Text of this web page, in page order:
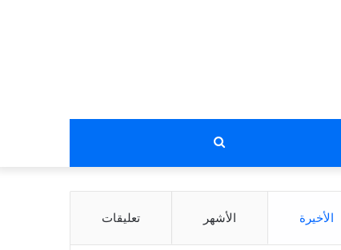
بحث
عن
الأخيرة الأشهر تعليقات